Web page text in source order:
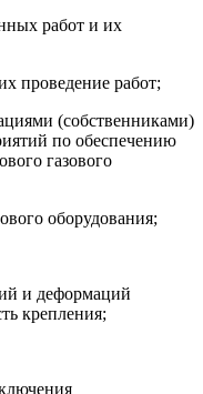
работ и их
проведение работ;
(собственниками)
по обеспечению
газового
оборудования;
и деформаций
крепления;